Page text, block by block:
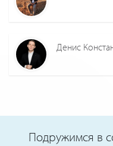
Денис
Подружимся в